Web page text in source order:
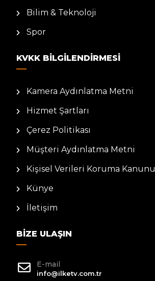
Bilim & Teknoloji
Spor
KVKK BILGILENDIRMESI
Kamera Aydınlatma Metni
Hizmet Şartları
Çerez Politikası
Müşteri Aydınlatma Metni
Kişisel Verileri Koruma Kanunu
Künye
İletişim
BIZE ULAŞIN
E-mail
info@ilketv.com.tr